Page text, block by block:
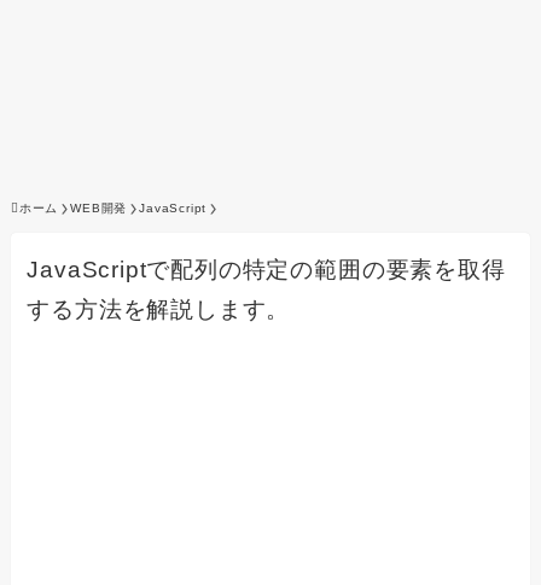
ホーム WEB開発 JavaScript
JavaScriptで配列の特定の範囲の要素を取得
する方法を解説します。